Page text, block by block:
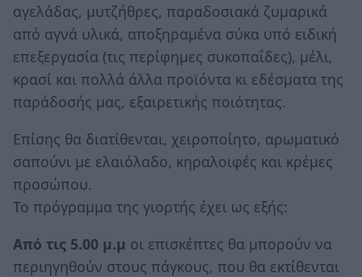
αγελάδας, μυτζήθρες, παραδοσιακά ζυμαρικά
από αγνά υλικά, αποξηραμένα σύκα υπό ειδική
επεξεργασία (τις περίφημες συκοπαΐδες), μέλι,
κρασί και πολλά άλλα προϊόντα κι εδέσματα της
παράδοσής μας, εξαιρετικής ποιότητας.
Επίσης θα διατίθενται, χειροποίητο, αρωματικό
σαπούνι με ελαιόλαδο, κηραλοιφές και κρέμες
προσώπου.
Το πρόγραμμα της γιορτής έχει ως εξής:
Από τις 5.00 μ.μ οι επισκέπτες θα μπορούν να
περιηγηθούν στους πάγκους, που θα εκτίθενται